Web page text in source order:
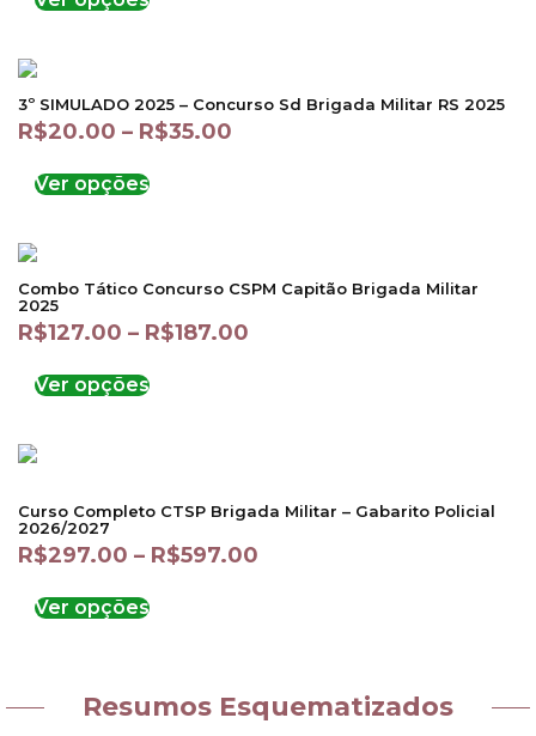
3º SIMULADO 2025 – Concurso Sd Brigada Militar RS 2025
R$20.00 – R$35.00
Ver opções
Combo Tático Concurso CSPM Capitão Brigada Militar
2025
R$127.00 – R$187.00
Ver opções
Curso Completo CTSP Brigada Militar – Gabarito Policial
2026/2027
R$297.00 – R$597.00
Ver opções
Resumos Esquematizados